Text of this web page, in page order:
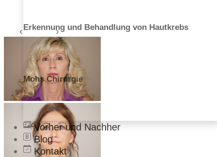
Erkennung und Behandlung von Hautkrebs
Mohs Chirurgie
Vorher und Nachher
Blog
Kontakt